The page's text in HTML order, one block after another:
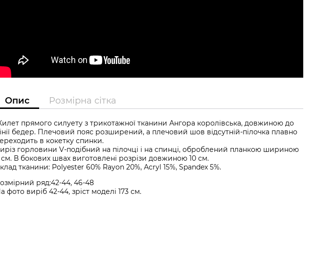
Опис Розмірна сітка
прямого силуету з трикотажної тканини Ангора королівська, довжиною до
бедер. Плечовий пояс розширений, а плечовий шов відсутній-пілочка плавно
в кокетку спинки.
горловини V-подібний на пілочці і на спинці, оброблений планкою шириною
см. В бокових швах виготовлені розрізи довжиною 10 см.
тканини: Polyester 60% Rayon 20%, Аcryl 15%, Spandex 5%.
ряд:42-44, 46-48
фото виріб 42-44, зріст моделі 173 см.